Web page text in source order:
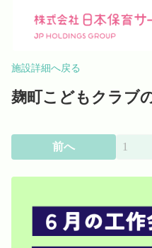
施設を探す
会社概要
施設詳細へ戻る
麹町こどもクラブ
前へ